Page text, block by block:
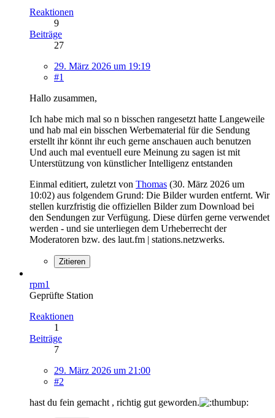
Reaktionen
9
Beiträge
27
29. März 2026 um 19:19
#1
Hallo zusammen,
Ich habe mich mal so n bisschen rangesetzt hatte Langeweile
und hab mal ein bisschen Werbematerial für die Sendung
erstellt ihr könnt ihr euch gerne anschauen auch benutzen
Und auch mal eventuell eure Meinung zu sagen ist mit
Unterstützung von künstlicher Intelligenz entstanden
Einmal editiert, zuletzt von Thomas (30. März 2026 um
10:02) aus folgendem Grund: Die Bilder wurden entfernt. Wir
stellen kurzfristig die offiziellen Bilder zum Download bei
den Sendungen zur Verfügung. Diese dürfen gerne verwendet
werden - und sie unterliegen dem Urheberrecht der
Moderatoren bzw. des laut.fm | stations.netzwerks.
Zitieren
rpm1
Geprüfte Station
Reaktionen
1
Beiträge
7
29. März 2026 um 21:00
#2
hast du fein gemacht , richtig gut geworden.